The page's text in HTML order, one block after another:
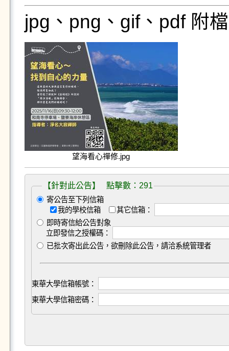
jpg、png、gif、pdf 附
望海看心禪修.jpg
【針對此公告】 點擊數：291
寄公告至下列信箱
我的學校信箱
其它信箱：
即時寄信給公告對象
立即發信之授權碼：
已批次寄出此公告，欲刪除此公告，請洽系統管理者
東華大學信箱帳號：
東華大學信箱密碼：